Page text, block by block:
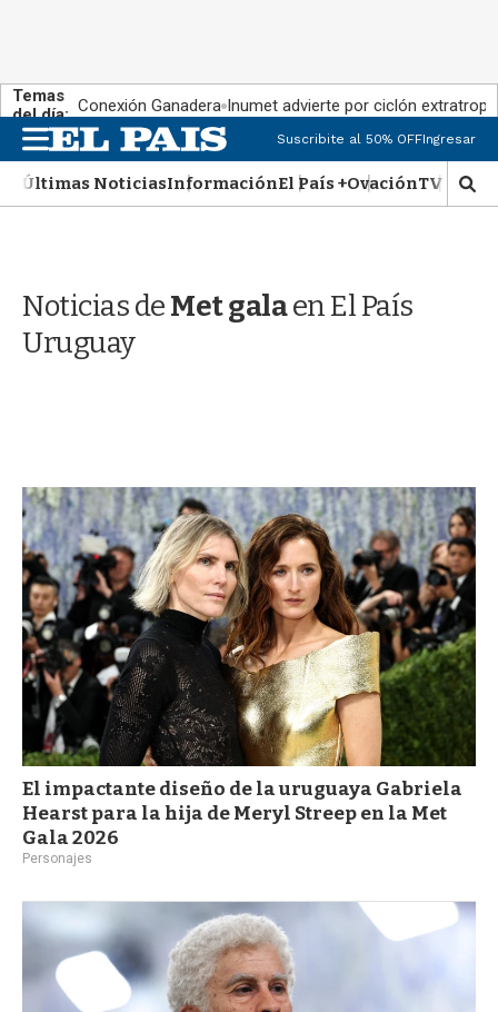
Temas
del día: Conexión Ganadera Inumet advierte por ciclón
M
e
n
u
Suscribite al 50% OFFIngresar
Últimas NoticiasInformaciónEl País +OvaciónTV Show
M
o
d
a
Noticias deMet galaen El País
Uruguay
El impactante diseño de la uruguaya Gabriela
Hearst para la hija de Meryl Streep en la Met
Gala 2026
Personajes